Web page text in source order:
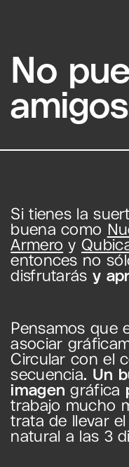
No
Si tienes la
buena como
Armero y
entonces no
disfrutarás y
Pensamos que
asociar
Circular con el
secuencia. Un
imagen gráfica
trabajo mucho
trata de llevar
natural a las 3